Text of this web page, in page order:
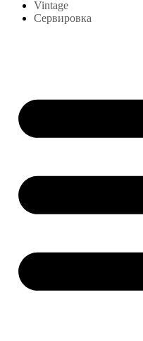
Vintage
Сервировка